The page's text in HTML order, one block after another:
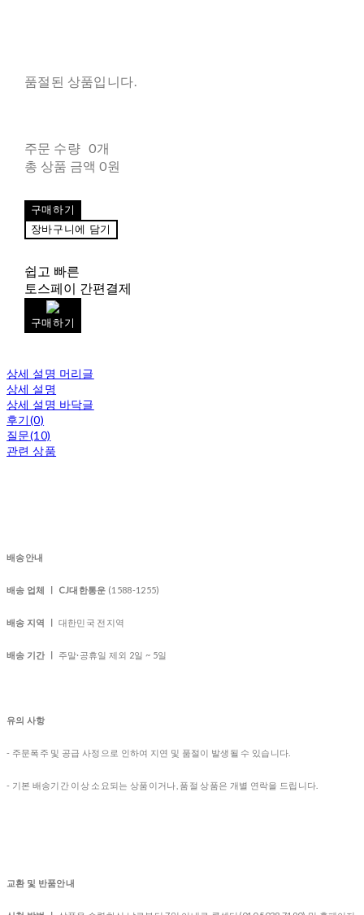
품절된 상품입니다.
주문 수량 0개
총 상품 금액 0원
구매하기
장바구니에 담기
쉽고 빠른
토스페이 간편결제
구매하기
상세 설명 머리글
상세 설명
상세 설명 바닥글
후기(0)
질문(10)
관련 상품
배송안내
배송 업체 ㅣ CJ대한통운 (1588-1255)
배송 지역 ㅣ 대한민국 전지역
배송 기간 ㅣ 주말·공휴일 제외 2일 ~ 5일
유의 사항
- 주문폭주 및 공급 사정으로 인하여 지연 및 품절이 발생될 수 있습니다.
- 기본 배송기간 이상 소요되는 상품이거나, 품절 상품은 개별 연락을 드립니다.
교환 및 반품안내